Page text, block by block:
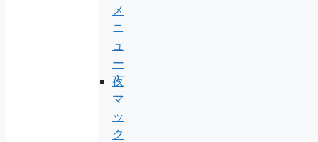
メ
ニ
ュ
ー
夜
マ
ッ
ク